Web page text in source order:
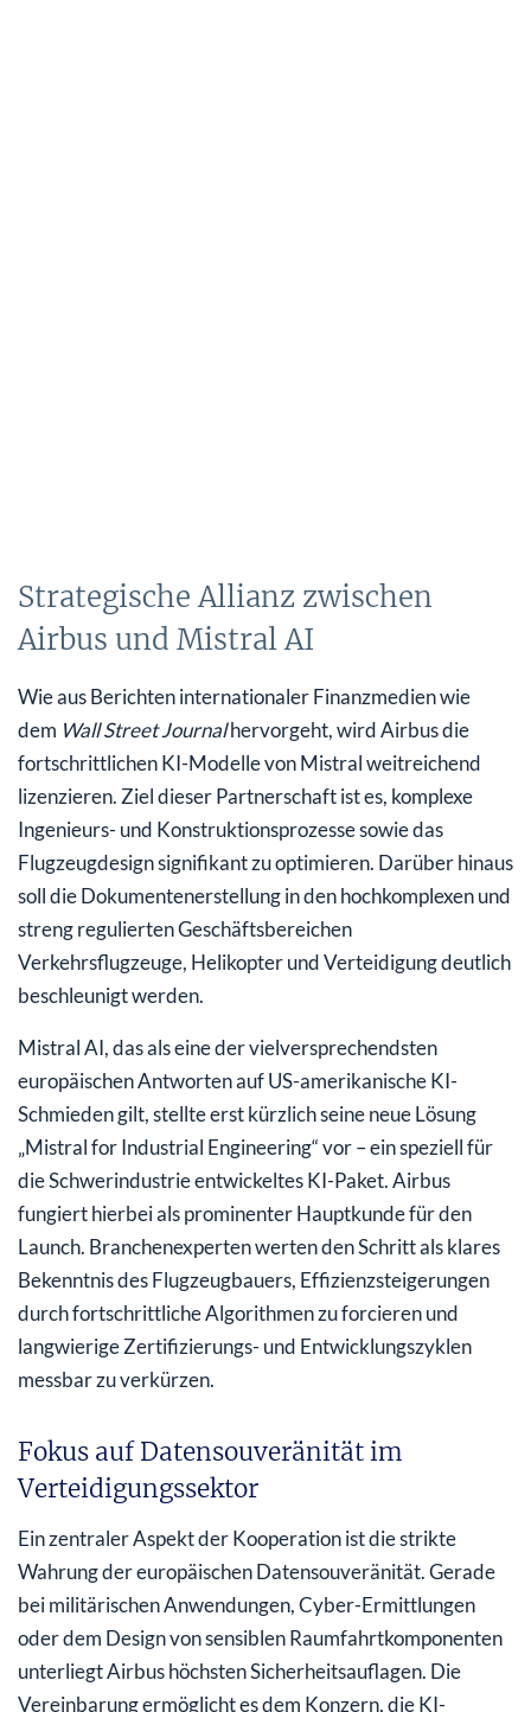
Strategische Allianz zwischen
Airbus und Mistral AI
Wie aus Berichten internationaler Finanzmedien wie
dem Wall Street Journalhervorgeht, wird Airbus die
fortschrittlichen KI-Modelle von Mistral weitreichend
lizenzieren. Ziel dieser Partnerschaft ist es, komplexe
Ingenieurs- und Konstruktionsprozesse sowie das
Flugzeugdesign signifikant zu optimieren. Darüber hinaus
soll die Dokumentenerstellung in den hochkomplexen und
streng regulierten Geschäftsbereichen
Verkehrsflugzeuge, Helikopter und Verteidigung deutlich
beschleunigt werden.
Mistral AI, das als eine der vielversprechendsten
europäischen Antworten auf US-amerikanische KI-
Schmieden gilt, stellte erst kürzlich seine neue Lösung
„Mistral for Industrial Engineering“ vor – ein speziell für
die Schwerindustrie entwickeltes KI-Paket. Airbus
fungiert hierbei als prominenter Hauptkunde für den
Launch. Branchenexperten werten den Schritt als klares
Bekenntnis des Flugzeugbauers, Effizienzsteigerungen
durch fortschrittliche Algorithmen zu forcieren und
langwierige Zertifizierungs- und Entwicklungszyklen
messbar zu verkürzen.
Fokus auf Datensouveränität im
Verteidigungssektor
Ein zentraler Aspekt der Kooperation ist die strikte
Wahrung der europäischen Datensouveränität. Gerade
bei militärischen Anwendungen, Cyber-Ermittlungen
oder dem Design von sensiblen Raumfahrtkomponenten
unterliegt Airbus höchsten Sicherheitsauflagen. Die
Vereinbarung ermöglicht es dem Konzern, die KI-